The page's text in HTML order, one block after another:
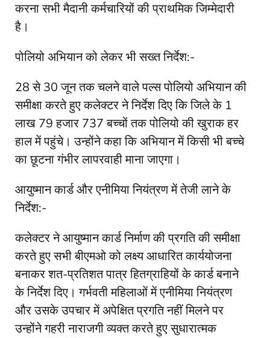
करना सभी मैदानी कर्मचारियों की प्राथमिक जिम्मेदारी
है।
पोलियो अभियान को लेकर भी सख्त निर्देश:-
28 से 30 जून तक चलने वाले पल्स पोलियो अभियान की
समीक्षा करते हुए कलेक्टर ने निर्देश दिए कि जिले के 1
लाख 79 हजार 737 बच्चों तक पोलियो की खुराक हर
हाल में पहुंचे। उन्होंने कहा कि अभियान में किसी भी बच्चे
का छूटना गंभीर लापरवाही माना जाएगा।
आयुष्मान कार्ड और एनीमिया नियंत्रण में तेजी लाने के
निर्देश:-
कलेक्टर ने आयुष्मान कार्ड निर्माण की प्रगति की समीक्षा
करते हुए सभी बीएमओ को लक्ष्य आधारित कार्ययोजना
बनाकर शत-प्रतिशत पात्र हितग्राहियों के कार्ड बनाने
के निर्देश दिए। गर्भवती महिलाओं में एनीमिया नियंत्रण
और उसके उपचार में अपेक्षित प्रगति नहीं मिलने पर
उन्होंने गहरी नाराजगी व्यक्त करते हुए सुधारात्मक